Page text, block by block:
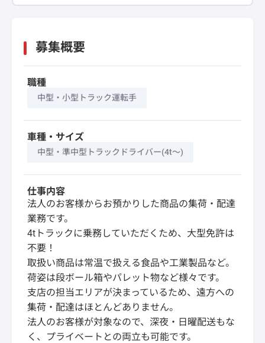
募集概要
職種
中型・小型トラック運転手
車種・サイズ
中型・準中型トラックドライバー(4t～)
仕事内容
法人のお客様からお預かりした商品の集荷・配達
業務です。
4tトラックに乗務していただくため、大型免許は
不要！
取扱い商品は常温で扱える食品や工業製品など。
荷姿は段ボール箱やパレット物など様々です。
支店の担当エリアが決まっているため、遠方への
集荷・配達はほとんどありません。
法人のお客様が対象なので、深夜・日曜配送もな
く、プライベートとの両立も可能です。